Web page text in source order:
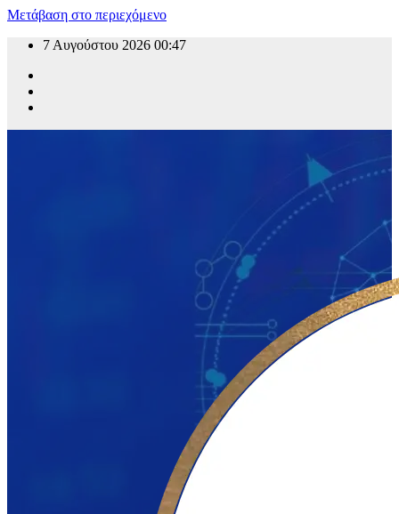
Μετάβαση στο περιεχόμενο
7 Αυγούστου 2026 00:47